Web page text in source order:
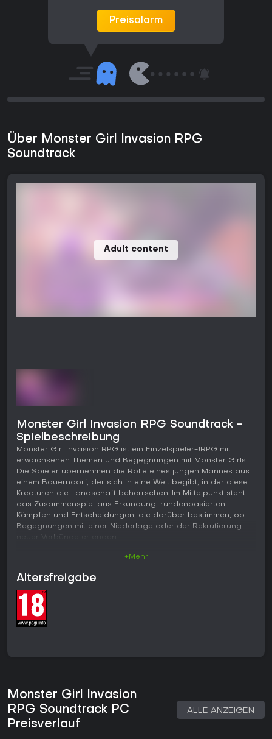
Preisalarm
Über Monster Girl Invasion RPG
Soundtrack
Adult content
Monster Girl Invasion RPG Soundtrack -
Spielbeschreibung
Monster Girl Invasion RPG ist ein Einzelspieler-JRPG mit
erwachsenen Themen und Begegnungen mit Monster Girls.
Die Spieler übernehmen die Rolle eines jungen Mannes aus
einem Bauerndorf, der sich in eine Welt begibt, in der diese
Kreaturen die Landschaft beherrschen. Im Mittelpunkt steht
das Zusammenspiel aus Erkundung, rundenbasierten
Kämpfen und Entscheidungen, die darüber bestimmen, ob
Begegnungen mit einer Niederlage oder der Rekrutierung
neuer Verbündeter enden.
Im Zentrum steht die Reise durch gefährliche Gebiete, die
von unkontrollierten Monster Girls bevölkert sind. Die Kämpfe
folgen klassischen JRPG-Regeln mit Angriffen, Fertigkeiten
und Statusveränderungen, die sowohl zu gewöhnlichen
K.O.s als auch zu intimeren Niederlagen führen können.
Siegreiche Kämpfe eröffnen die Möglichkeit, Gegnerinnen
Die Rekrutierung erfordert strategisches Vorgehen, da jede
neue Mitstreiterin einzigartige Fähigkeiten mitbringt, die
helfen, die verführerischen Taktiken späterer Gegnerinnen zu
+Mehr
Altersfreigabe
Monster Girl Invasion
RPG Soundtrack PC
Preisverlauf
ALLE ANZEIGEN